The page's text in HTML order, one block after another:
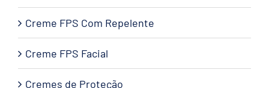
Creme FPS Com Repelente
Creme FPS Facial
Cremes de Proteção